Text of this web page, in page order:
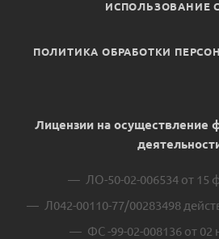
ИСПОЛЬЗОВАНИЕ
ПОЛИТИКА ОБРАБОТКИ
Лицензии на осуществление
ЛО-50-02-006534 от 15
Л042-00110-77/00283498
ФС -99-02-008136 от 02